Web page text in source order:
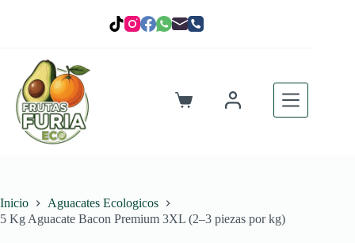
Carro
Inicio
Aguacates Ecologicos
5 Kg Aguacate Bacon Premium 3XL (2–3 piezas por kg)